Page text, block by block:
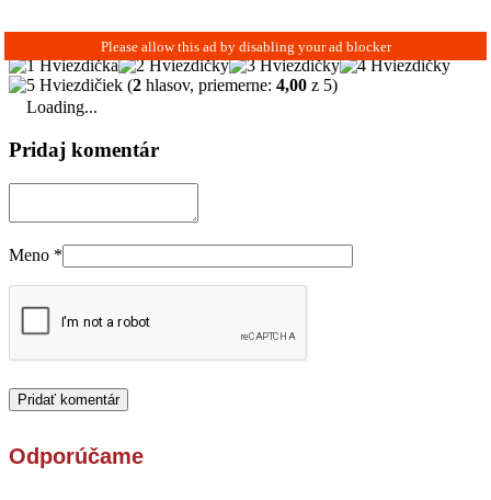
(2 hlasov, priemerne: 4,00 z 5)
Loading...
Pridaj komentár
Meno *
Odporúčame